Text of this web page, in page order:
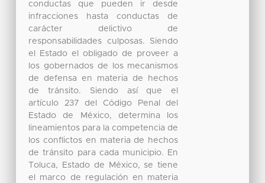
conductas que pueden ir desde
infracciones hasta conductas de
carácter delictivo de
responsabilidades culposas. Siendo
el Estado el obligado de proveer a
los gobernados de los mecanismos
de defensa en materia de hechos
de tránsito. Siendo así que el
artículo 237 del Código Penal del
Estado de México, determina los
lineamientos para la competencia de
los conflictos en materia de hechos
de tránsito para cada municipio. En
Toluca, Estado de México, se tiene
el marco de regulación en materia